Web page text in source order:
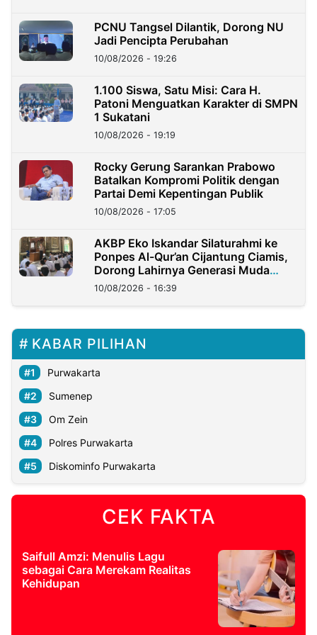
PCNU Tangsel Dilantik, Dorong NU
Jadi Pencipta Perubahan
10/08/2026 - 19:26
1.100 Siswa, Satu Misi: Cara H.
Patoni Menguatkan Karakter di SMPN
1 Sukatani
10/08/2026 - 19:19
Rocky Gerung Sarankan Prabowo
Batalkan Kompromi Politik dengan
Partai Demi Kepentingan Publik
10/08/2026 - 17:05
AKBP Eko Iskandar Silaturahmi ke
Ponpes Al-Qur’an Cijantung Ciamis,
Dorong Lahirnya Generasi Muda
Berkarakter
10/08/2026 - 16:39
KABAR PILIHAN
Purwakarta
Sumenep
Om Zein
Polres Purwakarta
Diskominfo Purwakarta
CEK FAKTA
Saifull Amzi: Menulis Lagu
sebagai Cara Merekam Realitas
Kehidupan